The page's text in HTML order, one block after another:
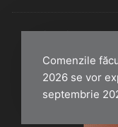
Comenzile
2026 se vor
septembrie
Historiarum
colaborare cu